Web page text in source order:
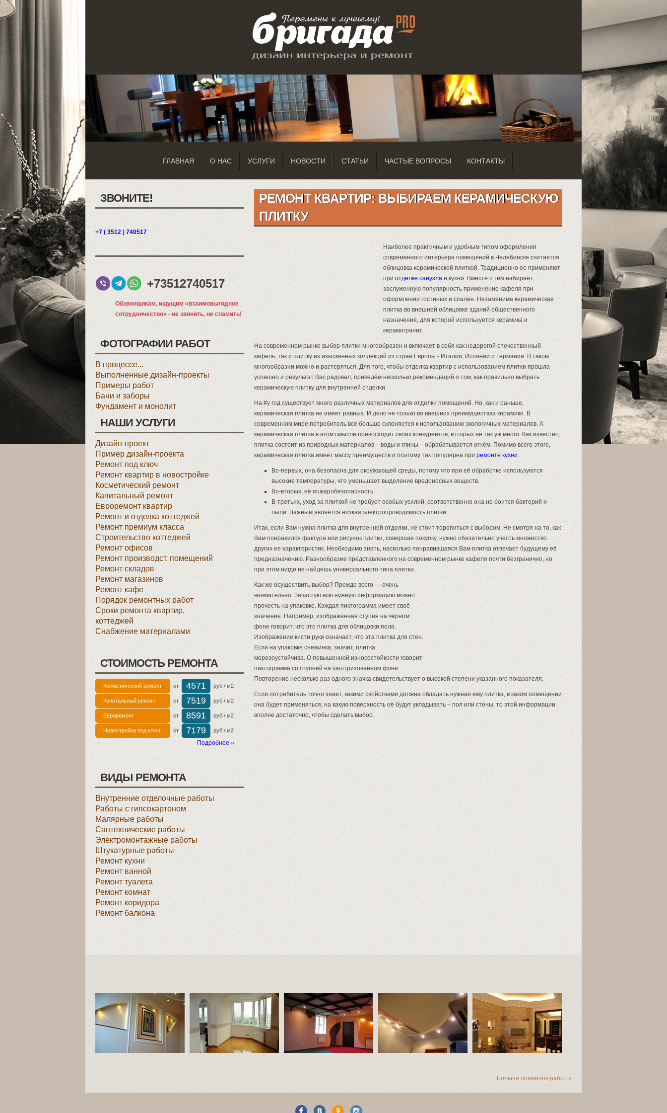
ГЛАВНАЯ О НАС УСЛУГИ НОВОСТИ СТАТЬИ ЧАСТЫЕ ВОПРОСЫ КОНТАКТЫ
ЗВОНИТЕ!
+7 ( 3512 ) 740517
+73512740517
Обзвонщикам, ищущим «взаимовыгодное
сотрудничество» - не звонить, не спамить!
ФОТОГРАФИИ РАБОТ
В процессе...
Выполненные дизайн-проекты
Примеры работ
Бани и заборы
Фундамент и монолит
НАШИ УСЛУГИ
Дизайн-проект
Пример дизайн-проекта
Ремонт под ключ
Ремонт квартир в новостройке
Косметический ремонт
Капитальный ремонт
Евроремонт квартир
Ремонт и отделка коттеджей
Ремонт премиум класса
Строительство коттеджей
Ремонт офисов
Ремонт производст. помещений
Ремонт складов
Ремонт магазинов
Ремонт кафе
Порядок ремонтных работ
Сроки ремонта квартир,
коттеджей
Снабжение материалами
СТОИМОСТЬ РЕМОНТА
Косметический ремонт от 4571 руб / м2
Капитальный ремонт от 7519 руб / м2
Евроремонт от 8591 руб / м2
Новостройка под ключ от 7179 руб / м2
Подробнее »
ВИДЫ РЕМОНТА
Внутренние отделочные работы
Работы с гипсокартоном
Малярные работы
Сантехнические работы
Электромонтажные работы
Штукатурные работы
Ремонт кухни
Ремонт ванной
Ремонт туалета
Ремонт комнат
Ремонт коридора
Ремонт балкона
РЕМОНТ КВАРТИР: ВЫБИРАЕМ КЕРАМИЧЕСКУЮ
ПЛИТКУ
Наиболее практичным и удобным типом оформления
современного интерьера помещений в Челябинске считается
облицовка керамической плиткой. Традиционно ее применяют
при отделке санузла и кухни. Вместе с тем набирает
заслуженную популярность применение кафеля при
оформлении гостиных и спален. Незаменима керамическая
плитка во внешней облицовке зданий общественного
назначения, для которой используется керамика и
керамогранит.
На современном рынке выбор плитки многообразен и включает в себя как недорогой отечественный
кафель, так и плитку из изысканных коллекций из стран Европы - Италии, Испании и Германии. В таком
многообразии можно и растеряться. Для того, чтобы отделка квартир с использованием плитки прошла
успешно и результат Вас радовал, приведём несколько рекомендаций о том, как правильно выбрать
керамическую плитку для внутренней отделки.
На #y год существует много различных материалов для отделки помещений. Но, как и раньше,
керамическая плитка не имеет равных. И дело не только во внешних преимуществах керамики. В
современном мире потребитель всё больше склоняется к использованию экологичных материалов. А
керамическая плитка в этом смысле превосходит своих конкурентов, которых не так уж много. Как известно,
плитка состоит из природных материалов – воды и глины – обрабатывается огнём. Помимо всего этого,
керамическая плитка имеет массу преимуществ и поэтому так популярна при ремонте кухни.
Во-первых, она безопасна для окружающей среды, потому что при её обработке используются
высокие температуры, что уменьшает выделение вредоносных веществ.
Во-вторых, её пожаробезопасность.
В-третьих, уход за плиткой не требует особых усилий, соответственно она не боится бактерий и
пыли. Важным является низкая электропроводимость плитки.
Итак, если Вам нужна плитка для внутренней отделки, не стоит торопиться с выбором. Не смотря на то, как
Вам понравился фактура или рисунок плитки, совершая покупку, нужно обязательно учесть множество
других ее характеристик. Необходимо знать, насколько понравившаяся Вам плитка отвечает будущему её
предназначению. Разнообразие представленного на современном рынке кафеля почти безгранично, но
при этом нигде не найдешь универсального типа плитки.
Как же осуществить выбор? Прежде всего — очень
внимательно. Зачастую всю нужную информацию можно
прочесть на упаковке. Каждая пиктограмма имеет своё
значение. Например, изображенная ступня на черном
фоне говорит, что это плитка для облицовки пола.
Изображение кисти руки означает, что эта плитка для стен.
Если на упаковке снежинка, значит, плитка
морозоустойчива. О повышенной износостойкости говорит
пиктограмма со ступней на заштрихованном фоне.
Повторение несколько раз одного значка свидетельствует о высокой степени указанного показателя.
Если потребитель точно знает, какими свойствами должна обладать нужная ему плитка, в каком помещении
она будет применяться, на какую поверхность её будут укладывать – пол или стены, то этой информации
вполне достаточно, чтобы сделать выбор.
Больше примеров работ »